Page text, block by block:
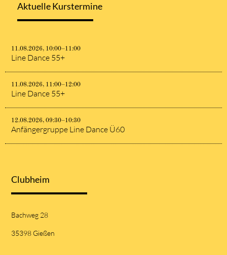
Aktuelle Kurstermine
11.08.2026, 10:00–11:00
Line Dance 55+
11.08.2026, 11:00–12:00
Line Dance 55+
12.08.2026, 09:30–10:30
Anfängergruppe Line Dance Ü60
Clubheim
Bachweg 28
35398 Gießen